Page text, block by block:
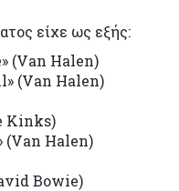
είχε ως εξής:
(Van Halen)
(Van Halen)
Kinks)
(Van Halen)
Bowie)